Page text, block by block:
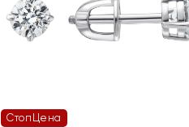
СтопЦена